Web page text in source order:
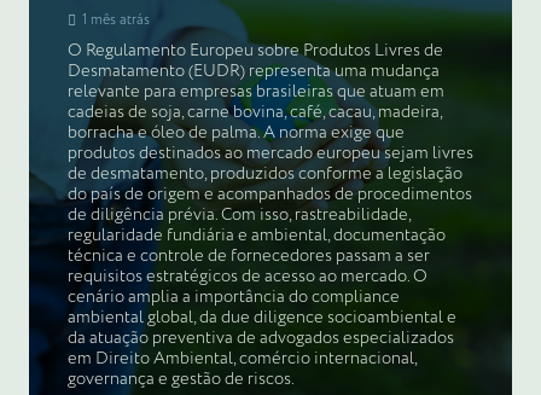
1 mês atrás
O Regulamento Europeu sobre Produtos Livres de
Desmatamento (EUDR) representa uma mudança
relevante para empresas brasileiras que atuam em
cadeias de soja, carne bovina, café, cacau, madeira,
borracha e óleo de palma. A norma exige que
produtos destinados ao mercado europeu sejam livres
de desmatamento, produzidos conforme a legislação
do país de origem e acompanhados de procedimentos
de diligência prévia. Com isso, rastreabilidade,
regularidade fundiária e ambiental, documentação
técnica e controle de fornecedores passam a ser
requisitos estratégicos de acesso ao mercado. O
cenário amplia a importância do compliance
ambiental global, da due diligence socioambiental e
da atuação preventiva de advogados especializados
em Direito Ambiental, comércio internacional,
governança e gestão de riscos.